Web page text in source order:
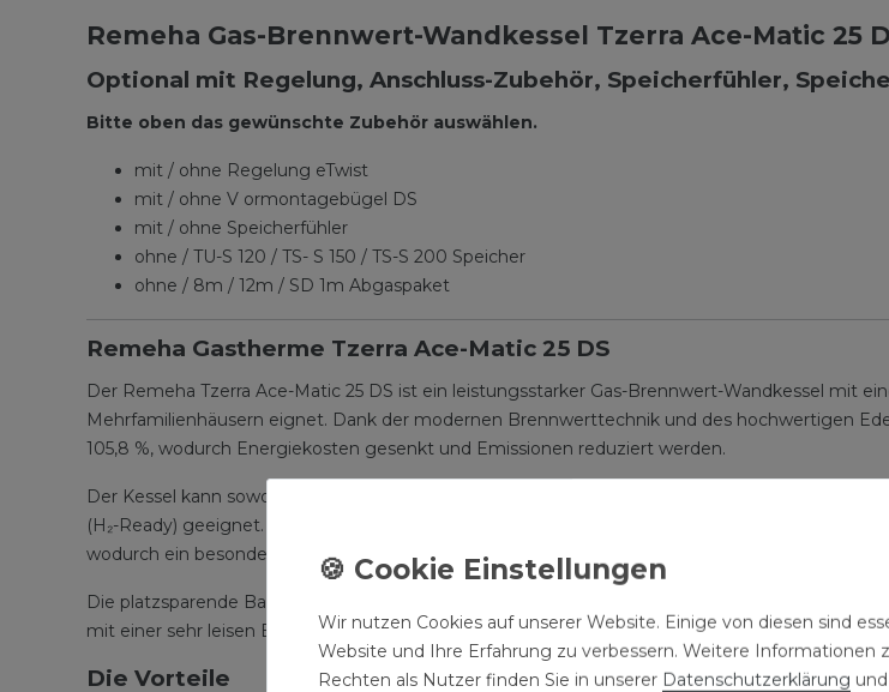
Remeha Gas-Brennwert-Wandkessel Tzerra Ace-Matic 25
Optional mit Regelung, Anschluss-Zubehör, Speicherfühler,
Bitte oben das gewünschte Zubehör auswählen.
mit / ohne Regelung eTwist
mit / ohne V ormontagebügel DS
mit / ohne Speicherfühler
ohne / TU-S 120 / TS- S 150 / TS-S 200 Speicher
ohne / 8m / 12m / SD 1m Abgaspaket
Remeha Gastherme Tzerra Ace-Matic 25 DS
Der Remeha Tzerra Ace-Matic 25 DS ist ein leistungsstarker Gas-Brennwert-Wandkessel mit
Mehrfamilienhäusern eignet. Dank der modernen Brennwerttechnik und des hochwertigen
105,8 %, wodurch Energiekosten gesenkt und Emissionen reduziert werden.
Der Kessel kann sowohl raumluftabhängig als auch raumluftunabhängig betrieben werden
(H₂-Ready) geeignet. Durch die modulierende Brennertechnologie (13 % bis 100 %) passt
wodurch ein besonders effizienter Betrieb sichergestellt wird.
Die platzsparende Bauweise mit einer Tiefe von nur 291 mm ermöglicht eine flexible
mit einer sehr leisen Betriebsweise von nur 50 dB Schalldruckpegel, was es ideal für den
Die Vorteile
Wir nutzen Cookies auf unserer Website. Einige von diesen sind
Website und Ihre Erfahrung zu verbessern. Weitere Informationen
Rechten als Nutzer finden Sie in unserer Daten­schutz­erklärung